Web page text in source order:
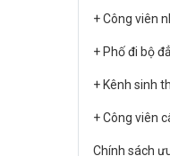
+ Công viên
+ Phố đi bộ
+ Kênh sinh
+ Công viên
Chính sách